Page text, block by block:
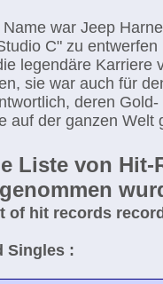
Name war Jeep
C" zu
legendäre Karriere
sie war auch für
deren
auf der ganzen Welt
Liste von Hit-
of hit records
Singles :